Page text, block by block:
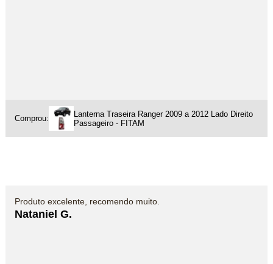
Comprou:
Lanterna Traseira Ranger 2009 a 2012 Lado Direito
Passageiro - FITAM
Produto excelente, recomendo muito.
Nataniel G.